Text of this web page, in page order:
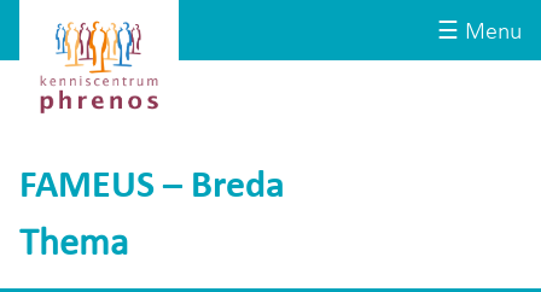
☰ Menu
Kenniscentrum
Phrenos
website
FAMEUS – Breda
Thema